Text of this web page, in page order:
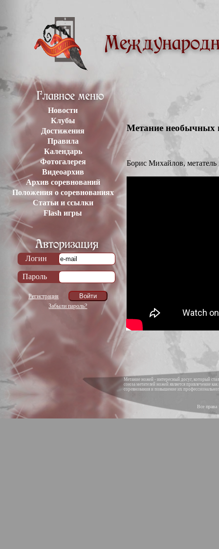
Новости
Клубы
Достижения
Правила
Календарь
Фотогалерея
Видеоархив
Архив соревнований
Положения о соревнованиях
Статьи и ссылки
Flash игры
Логин
Пароль
Регистрация
Забыли пароль?
Метание необычных
Борис Михайлов,
Метание ножей - интересный досуг, который
союза метателей ножей является привлечение
соревнования и повышение их
Все